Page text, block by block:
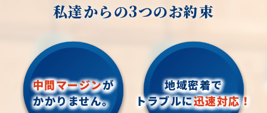
私達からの3つのお約束
中間マージンが
かかりません。
地域密着で
トラブルに迅速対応！